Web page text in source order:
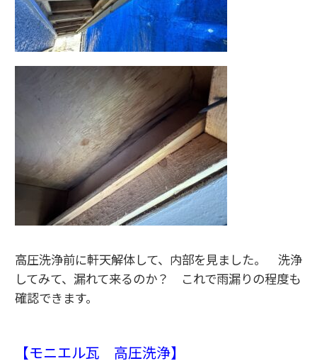
高圧洗浄前に軒天解体して、内部を見ました。 洗浄
してみて、漏れて来るのか？ これで雨漏りの程度も
確認できます。
【モニエル瓦 高圧洗浄】